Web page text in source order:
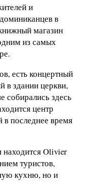
и
в
магазин
из самых
есть концертный
в здании церкви,
собирались здесь
центр
в последнее время
Olivier
туристов,
кухню, но и